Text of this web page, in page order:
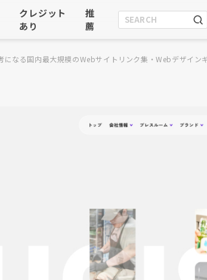
クレジット
あり
推
薦
なる国内最大規模のWebサイトリンク集・Webデザイン